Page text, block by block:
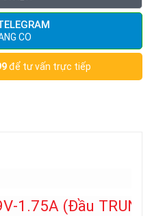
CO
để tư vấn trực tiếp
1.75A (Đầu